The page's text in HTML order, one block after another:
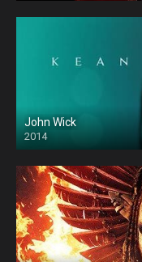
John Wick
2014